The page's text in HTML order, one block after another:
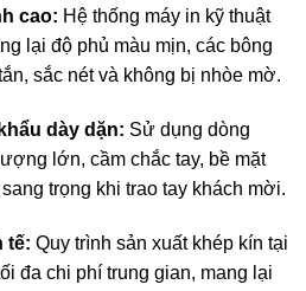
cao: Hệ thống máy in kỹ thuật
lại độ phủ màu mịn, các bông
sắc nét và không bị nhòe mờ.
dày dặn: Sử dụng dòng
lớn, cầm chắc tay, bề mặt
trọng khi trao tay khách mời.
tế: Quy trình sản xuất khép kín tại
đa chi phí trung gian, mang lại